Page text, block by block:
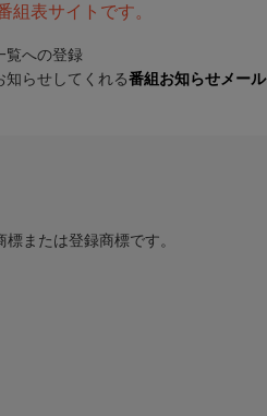
組表サイトです。
覧への登録
らせしてくれる番組お知らせメール
または登録商標です。